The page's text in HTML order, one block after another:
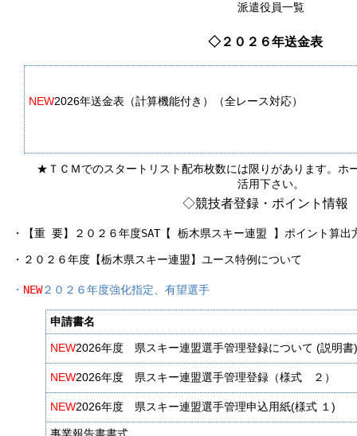
派遣役員一覧
◇２０２６年送金表
NEW2026年送金表（計算機能付き）（全レース対応）
★ＴＣＭでのスタートリスト配布枚数には限りがあります。ホ
活用下さい。
◇競技者登録・ポイント情報
・【重 要】２０２６年度SAT【 栃木県スキー連盟 】ポイント算出
・２０２６年度【栃木県スキー連盟】ユース特例について
・ NEW２０２６年度強化指定、有望選手
申請書名
NEW2026年度 県スキー連盟選手管理登録について (説明書)
NEW2026年度 県スキー連盟選手管理登録（様式 ２）
NEW2026年度 県スキー連盟選手管理申込用紙(様式 １)